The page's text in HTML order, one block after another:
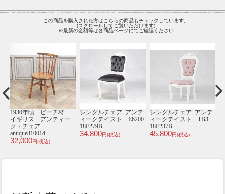
この商品を購入された方はこちらの商品もチェックしています。
(スクロールしてご覧いただけます)
※最新の金額等は各商品ページにてご確認ください
チェア･アンテ
イスト E6200-
円(税込)
シングルチェア･アンテ
ィークテイスト TB3-
円(税込)
シングルチェア･アンテ
ィークテイスト TB3-
円(税込)
1人掛けソ
ィークテ